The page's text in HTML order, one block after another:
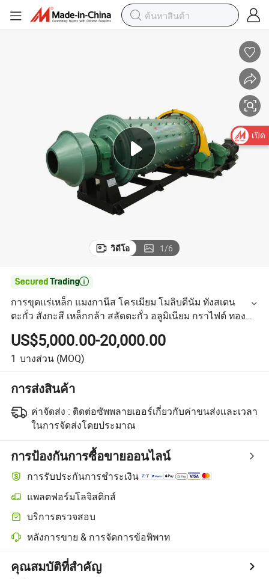
วิดีโอ 1/6

การขุดแร่เหล็ก แมงกานีส โครเมียม โมลิบดีนัม ทังสเตน
ตะกั่ว สังกะสี เหล็กกล้า สลัดตะกั่ว อลูมิเนียม กราไฟต์ ทองคำ
แร่ทองแดง เครื่องจักรบอลมิลล์
US$5,000.00-20,000.00
1 บางส่วน (MOQ)
การส่งสินค้า
ค่าจัดส่ง : ติดต่อซัพพลายเออร์เกี่ยวกับค่าขนส่งและเวลา
ในการจัดส่งโดยประมาณ
การป้องกันการซื้อขายออนไลน์
การรับประกันการชำระเงิน
แพลตฟอร์มโลจิสติกส์
บริการตรวจสอบ
หลังการขาย & การจัดการข้อพิพาท
คุณสมบัติที่สำคัญ
เปิด